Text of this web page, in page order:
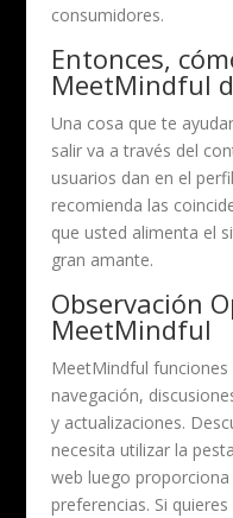
consumidores.
Entonces,
MeetMindful
Una cosa que te
salir va a través del
usuarios dan en el
recomienda las
que usted alimenta el
gran amante.
Observación
MeetMindful
MeetMindful
navegación,
y actualizaciones.
necesita utilizar la
web luego
preferencias. Si